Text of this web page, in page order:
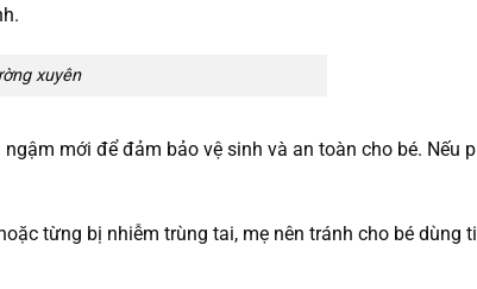
xuyên
mới để đảm bảo vệ sinh và an toàn cho bé. Nếu
từng bị nhiễm trùng tai, mẹ nên tránh cho bé dùng